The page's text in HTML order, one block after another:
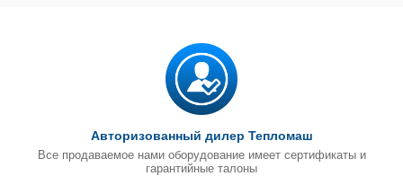
Авторизованный дилер Тепломаш
Все продаваемое нами оборудование имеет сертификаты и
гарантийные талоны